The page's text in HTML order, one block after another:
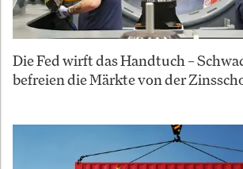
Die Fed wirft das Handtuch –
befreien die Märkte von der